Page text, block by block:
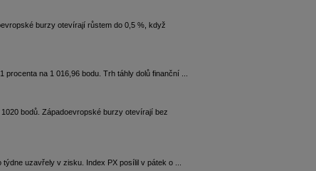
burzy otevírají růstem do 0,5 %, když
na 1 016,96 bodu. Trh táhly dolů finanční ...
bodů. Západoevropské burzy otevírají bez
uzavřely v zisku. Index PX posílil v pátek o ...